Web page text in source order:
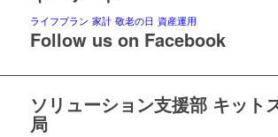
ライフプラン 家計 敬老の日 資産運用
Follow us on Facebook
ソリューション支援部 キット
局